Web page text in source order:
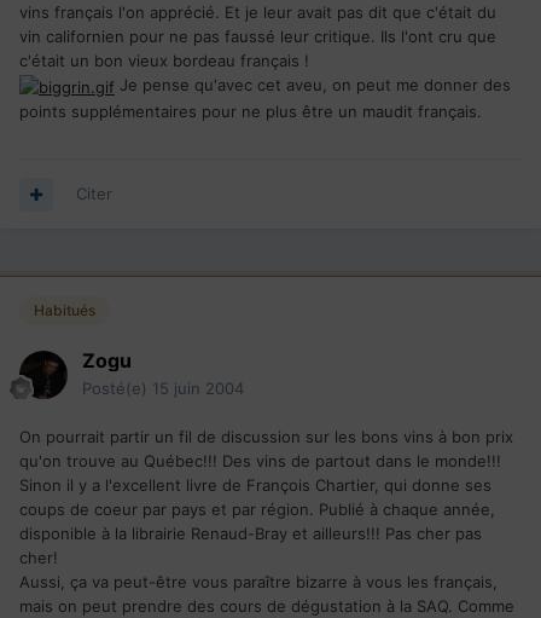
vins français l'on apprécié. Et je leur avait pas dit que c'était du
vin californien pour ne pas faussé leur critique. Ils l'ont cru que
c'était un bon vieux bordeau français !
Je pense qu'avec cet aveu, on peut me donner des
points supplémentaires pour ne plus être un maudit français.
Citer
Habitués
Zogu
Posté(e) 15 juin 2004
On pourrait partir un fil de discussion sur les bons vins à bon prix
qu'on trouve au Québec!!! Des vins de partout dans le monde!!!
Sinon il y a l'excellent livre de François Chartier, qui donne ses
coups de coeur par pays et par région. Publié à chaque année,
disponible à la librairie Renaud-Bray et ailleurs!!! Pas cher pas
cher!
Aussi, ça va peut-être vous paraître bizarre à vous les français,
mais on peut prendre des cours de dégustation à la SAQ. Comme